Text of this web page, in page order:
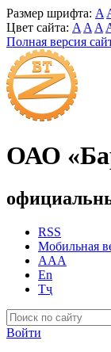
Размер шрифта: A
Цвет сайта: A A A
Полная версия
ОАО
RSS
Мобильная
AAA
En
Тҷ
Войти